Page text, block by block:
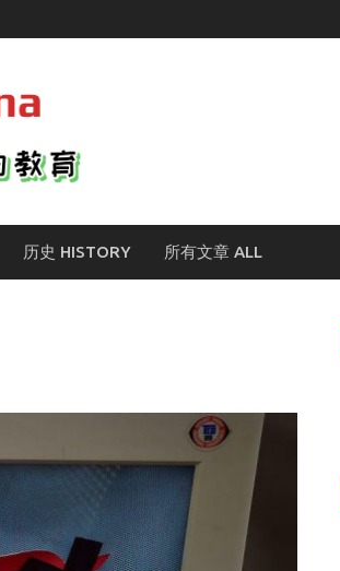
历史 HISTORY 所有文章 ALL